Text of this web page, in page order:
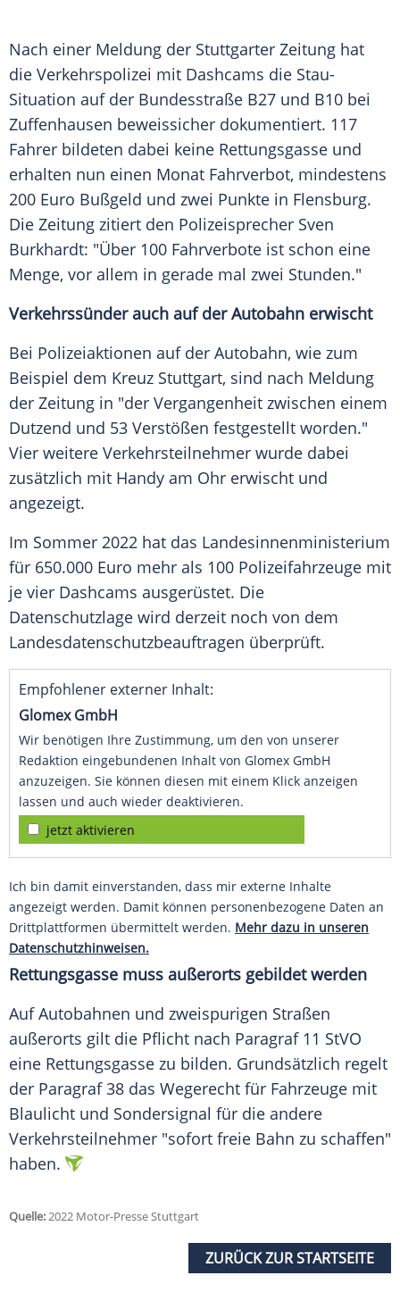
Nach einer Meldung der Stuttgarter Zeitung hat
die Verkehrspolizei mit Dashcams die Stau-
Situation auf der Bundesstraße B27 und B10 bei
Zuffenhausen beweissicher dokumentiert. 117
Fahrer bildeten dabei keine Rettungsgasse und
erhalten nun einen Monat Fahrverbot, mindestens
200 Euro Bußgeld und zwei Punkte in Flensburg.
Die Zeitung zitiert den Polizeisprecher Sven
Burkhardt: "Über 100 Fahrverbote ist schon eine
Menge, vor allem in gerade mal zwei Stunden."
Verkehrssünder auch auf der Autobahn erwischt
Bei Polizeiaktionen auf der Autobahn, wie zum
Beispiel dem Kreuz Stuttgart, sind nach Meldung
der Zeitung in "der Vergangenheit zwischen einem
Dutzend und 53 Verstößen festgestellt worden."
Vier weitere Verkehrsteilnehmer wurde dabei
zusätzlich mit Handy am Ohr erwischt und
angezeigt.
Im Sommer 2022 hat das Landesinnenministerium
für 650.000 Euro mehr als 100 Polizeifahrzeuge mit
je vier Dashcams ausgerüstet. Die
Datenschutzlage wird derzeit noch von dem
Landesdatenschutzbeauftragen überprüft.
Empfohlener externer Inhalt:
Glomex GmbH
Wir benötigen Ihre Zustimmung, um den von unserer
Redaktion eingebundenen Inhalt von Glomex GmbH
anzuzeigen. Sie können diesen mit einem Klick anzeigen
lassen und auch wieder deaktivieren.
jetzt aktivieren
Ich bin damit einverstanden, dass mir externe Inhalte
angezeigt werden. Damit können personenbezogene Daten an
Drittplattformen übermittelt werden. Mehr dazu in unseren
Datenschutzhinweisen.
Rettungsgasse muss außerorts gebildet werden
Auf Autobahnen und zweispurigen Straßen
außerorts gilt die Pflicht nach Paragraf 11 StVO
eine Rettungsgasse zu bilden. Grundsätzlich regelt
der Paragraf 38 das Wegerecht für Fahrzeuge mit
Blaulicht und Sondersignal für die andere
Verkehrsteilnehmer "sofort freie Bahn zu schaffen"
haben.
Quelle:2022 Motor-Presse Stuttgart
ZURÜCK ZUR STARTSEITE